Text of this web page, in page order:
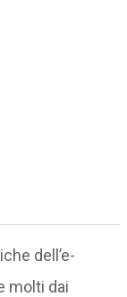
dell’e-
molti dai